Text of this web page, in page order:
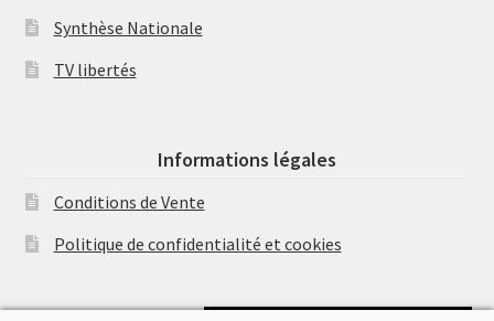
Synthèse Nationale
TV libertés
Informations légales
Conditions de Vente
Politique de confidentialité et cookies